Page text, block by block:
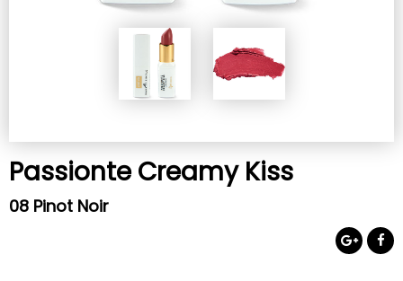
Passionte Creamy Kiss
08 Pinot Noir